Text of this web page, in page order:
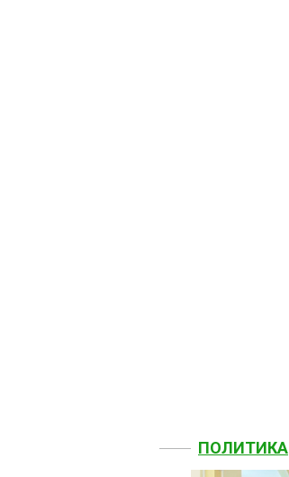
ПОЛИТИКА